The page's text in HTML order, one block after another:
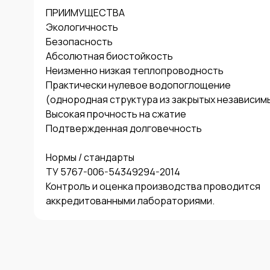
ПРИИМУЩЕСТВА
Экологичность
Безопасность
Абсолютная биостойкость
Неизменно низкая теплопроводность
Практически нулевое водопоглощение
(однородная структура из закрытых
Высокая прочность на сжатие
Подтвержденная долговечность
Нормы / стандарты
ТУ 5767-006-54349294-2014
Контроль и оценка производства проводится
аккредитованными лабораториями.